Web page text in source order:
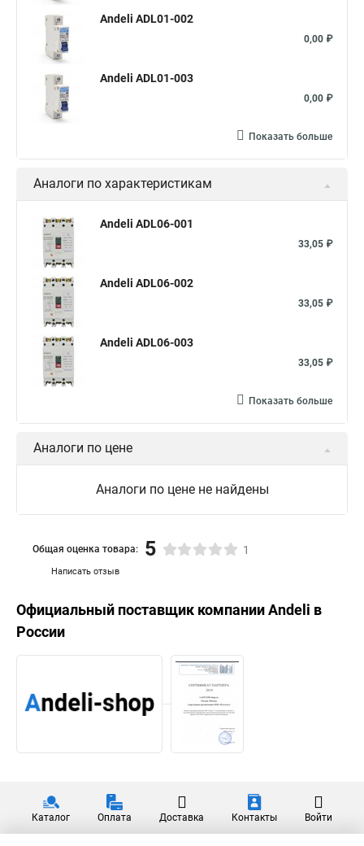
Andeli ADL01-002
0,00 ₽
Andeli ADL01-003
0,00 ₽
Показать больше
Аналоги по характеристикам
Andeli ADL06-001
33,05 ₽
Andeli ADL06-002
33,05 ₽
Andeli ADL06-003
33,05 ₽
Показать больше
Аналоги по цене
Аналоги по цене не найдены
Написать отзыв
Общая оценка товара: 5 1
Официальный поставщик компанииAndeli в
России
Каталог Оплата Доставка Контакты Войти